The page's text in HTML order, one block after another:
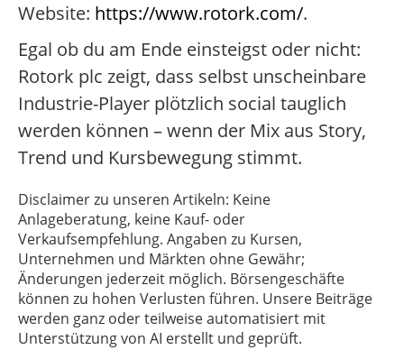
Website: https://www.rotork.com/.
Egal ob du am Ende einsteigst oder nicht:
Rotork plc zeigt, dass selbst unscheinbare
Industrie-Player plötzlich social tauglich
werden können – wenn der Mix aus Story,
Trend und Kursbewegung stimmt.
Disclaimer zu unseren Artikeln: Keine
Anlageberatung, keine Kauf- oder
Verkaufsempfehlung. Angaben zu Kursen,
Unternehmen und Märkten ohne Gewähr;
Änderungen jederzeit möglich. Börsengeschäfte
können zu hohen Verlusten führen. Unsere Beiträge
werden ganz oder teilweise automatisiert mit
Unterstützung von AI erstellt und geprüft.